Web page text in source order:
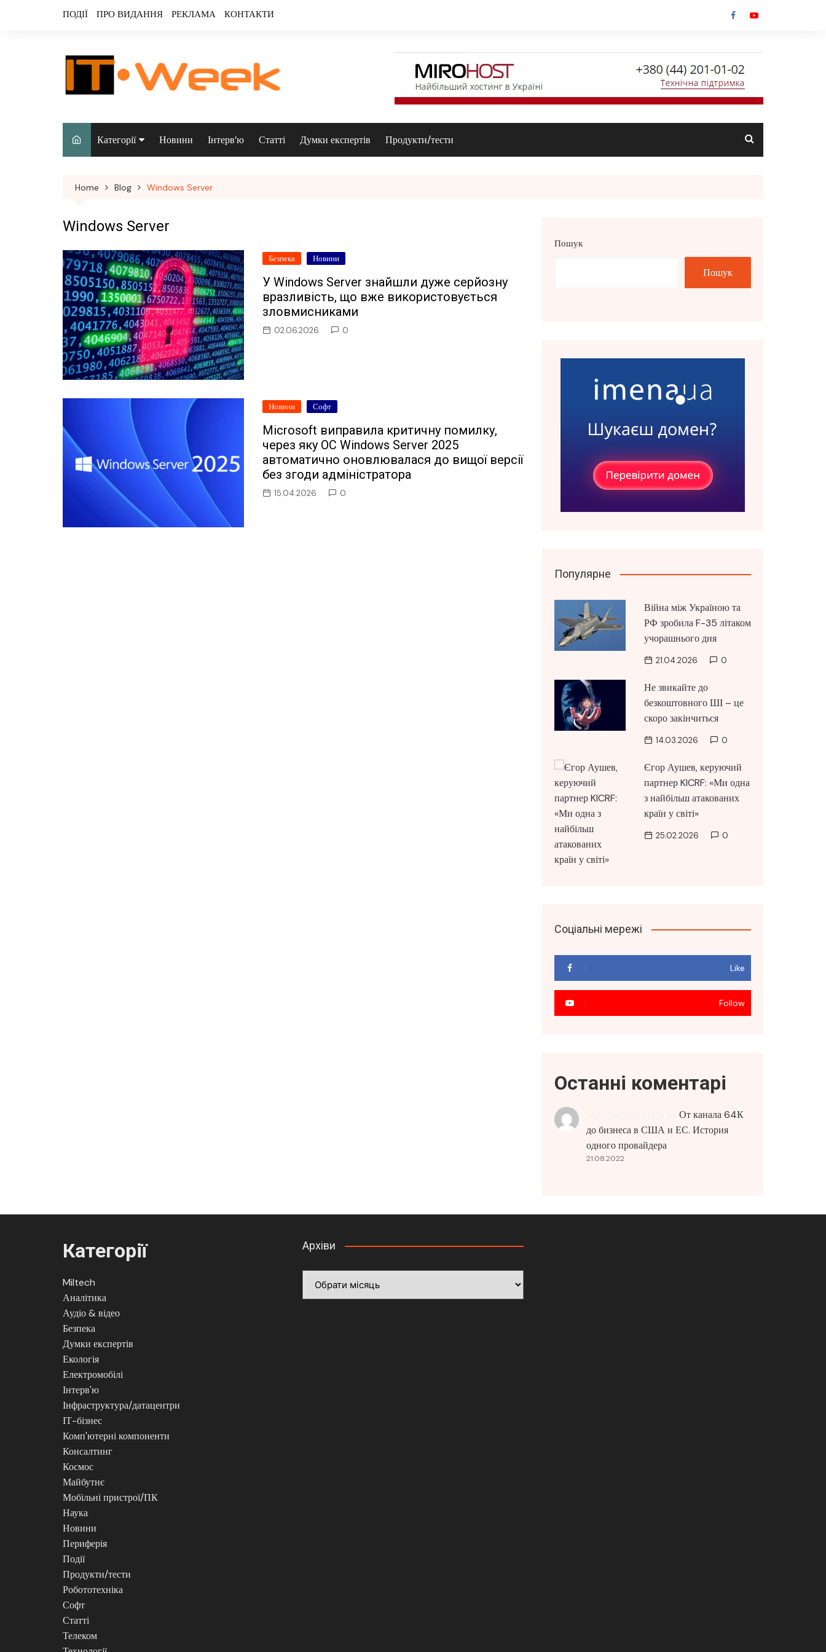
ПОДІЇ ПРО ВИДАННЯ РЕКЛАМА КОНТАКТИ
Категорії
Аудіо & відео
Безпека
датацентри
ІТ-бізнес
Консалтинг
Майбутнє
Мобільні пристрої/ПК
Периферія
Телеком
Технології
Новини Інтерв’ю Статті Думки експертів Продукти/тести
Home Blog Windows Server
Windows Server
Безпека Новини
У Windows Server знайшли дуже серйозну
вразливість, що вже використовується
зловмисниками
02.06.2026 0
Новини Софт
Microsoft виправила критичну помилку,
через яку ОС Windows Server 2025
автоматично оновлювалася до вищої версії
без згоди адміністратора
15.04.2026 0
Пошук
Пошук
Популярне
Війна між Україною та
РФ зробила F-35 літаком
учорашнього дня
21.04.2026 0
Не звикайте до
безкоштовного ШІ – це
скоро закінчиться
14.03.2026 0
Єгор Аушев, керуючий
партнер KICRF: «Ми одна
з найбільш атакованих
країн у світі»
25.02.2026 0
Соціальні мережі
Like
Follow
Останні коментарі
От канала 64К
до бизнеса в США и ЕС. История
одного провайдера
21.08.2022
Категорії
Miltech
Аналітика
Аудіо & відео
Безпека
Думки експертів
Екологія
Електромобілі
Інтерв'ю
Інфраструктура/датацентри
ІТ-бізнес
Комп'ютерні компоненти
Консалтинг
Космос
Майбутнє
Мобільні пристрої/ПК
Наука
Новини
Периферія
Події
Продукти/тести
Робототехніка
Софт
Статті
Телеком
Архіви